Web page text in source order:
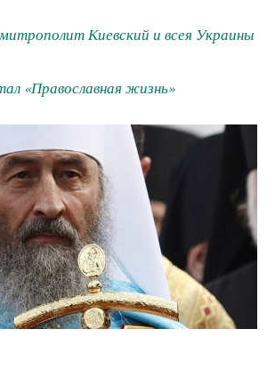
Киевский и всея Украины
«Православная жизнь»